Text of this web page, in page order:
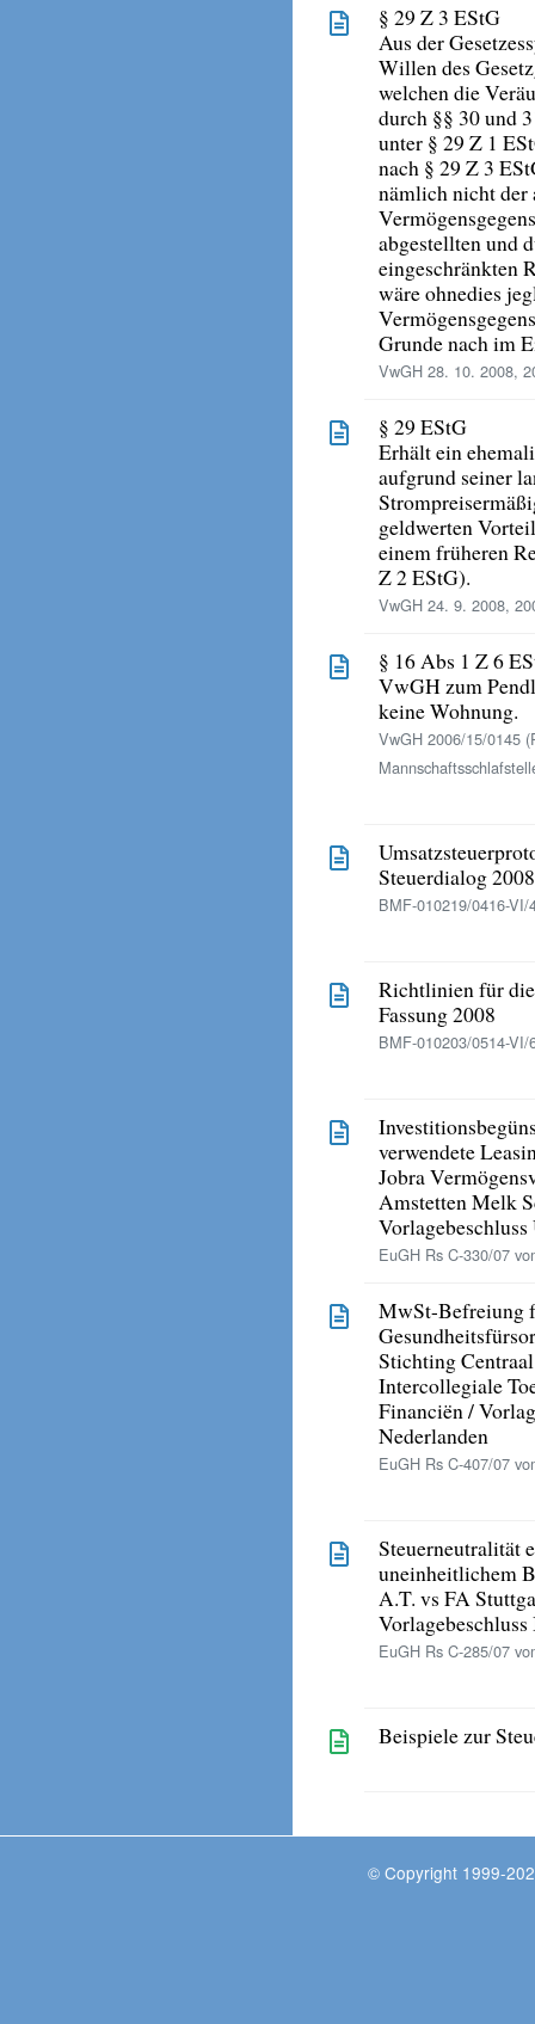
§ 29 Z 3 EStG
Aus der
Willen des
welchen die
durch §§ 30 und
unter § 29 Z 1
nach § 29 Z 3
nämlich nicht der
abgestellten und
eingeschränkten
wäre ohnedies
Grunde nach im
VwGH 28. 10. 2008,
§ 29 EStG
Erhält ein
aufgrund seiner
geldwerten
einem früheren
Z 2 EStG).
VwGH 24. 9. 2008,
§ 16 Abs 1 Z 6
VwGH zum
keine Wohnung.
VwGH 2006/15/0145
Steuerdialog
BMF-010219/0416-
Richtlinien für
Fassung 2008
BMF-010203/0514-
verwendete
Jobra
Amstetten Melk
EuGH Rs C-330/07
MwSt-Befreiung
Stichting
Intercollegiale
Financiën /
Nederlanden
EuGH Rs C-407/07
Steuerneutralität
uneinheitlichem
A.T. vs FA
EuGH Rs C-285/07
Beispiele zur
© Copyright 1999-